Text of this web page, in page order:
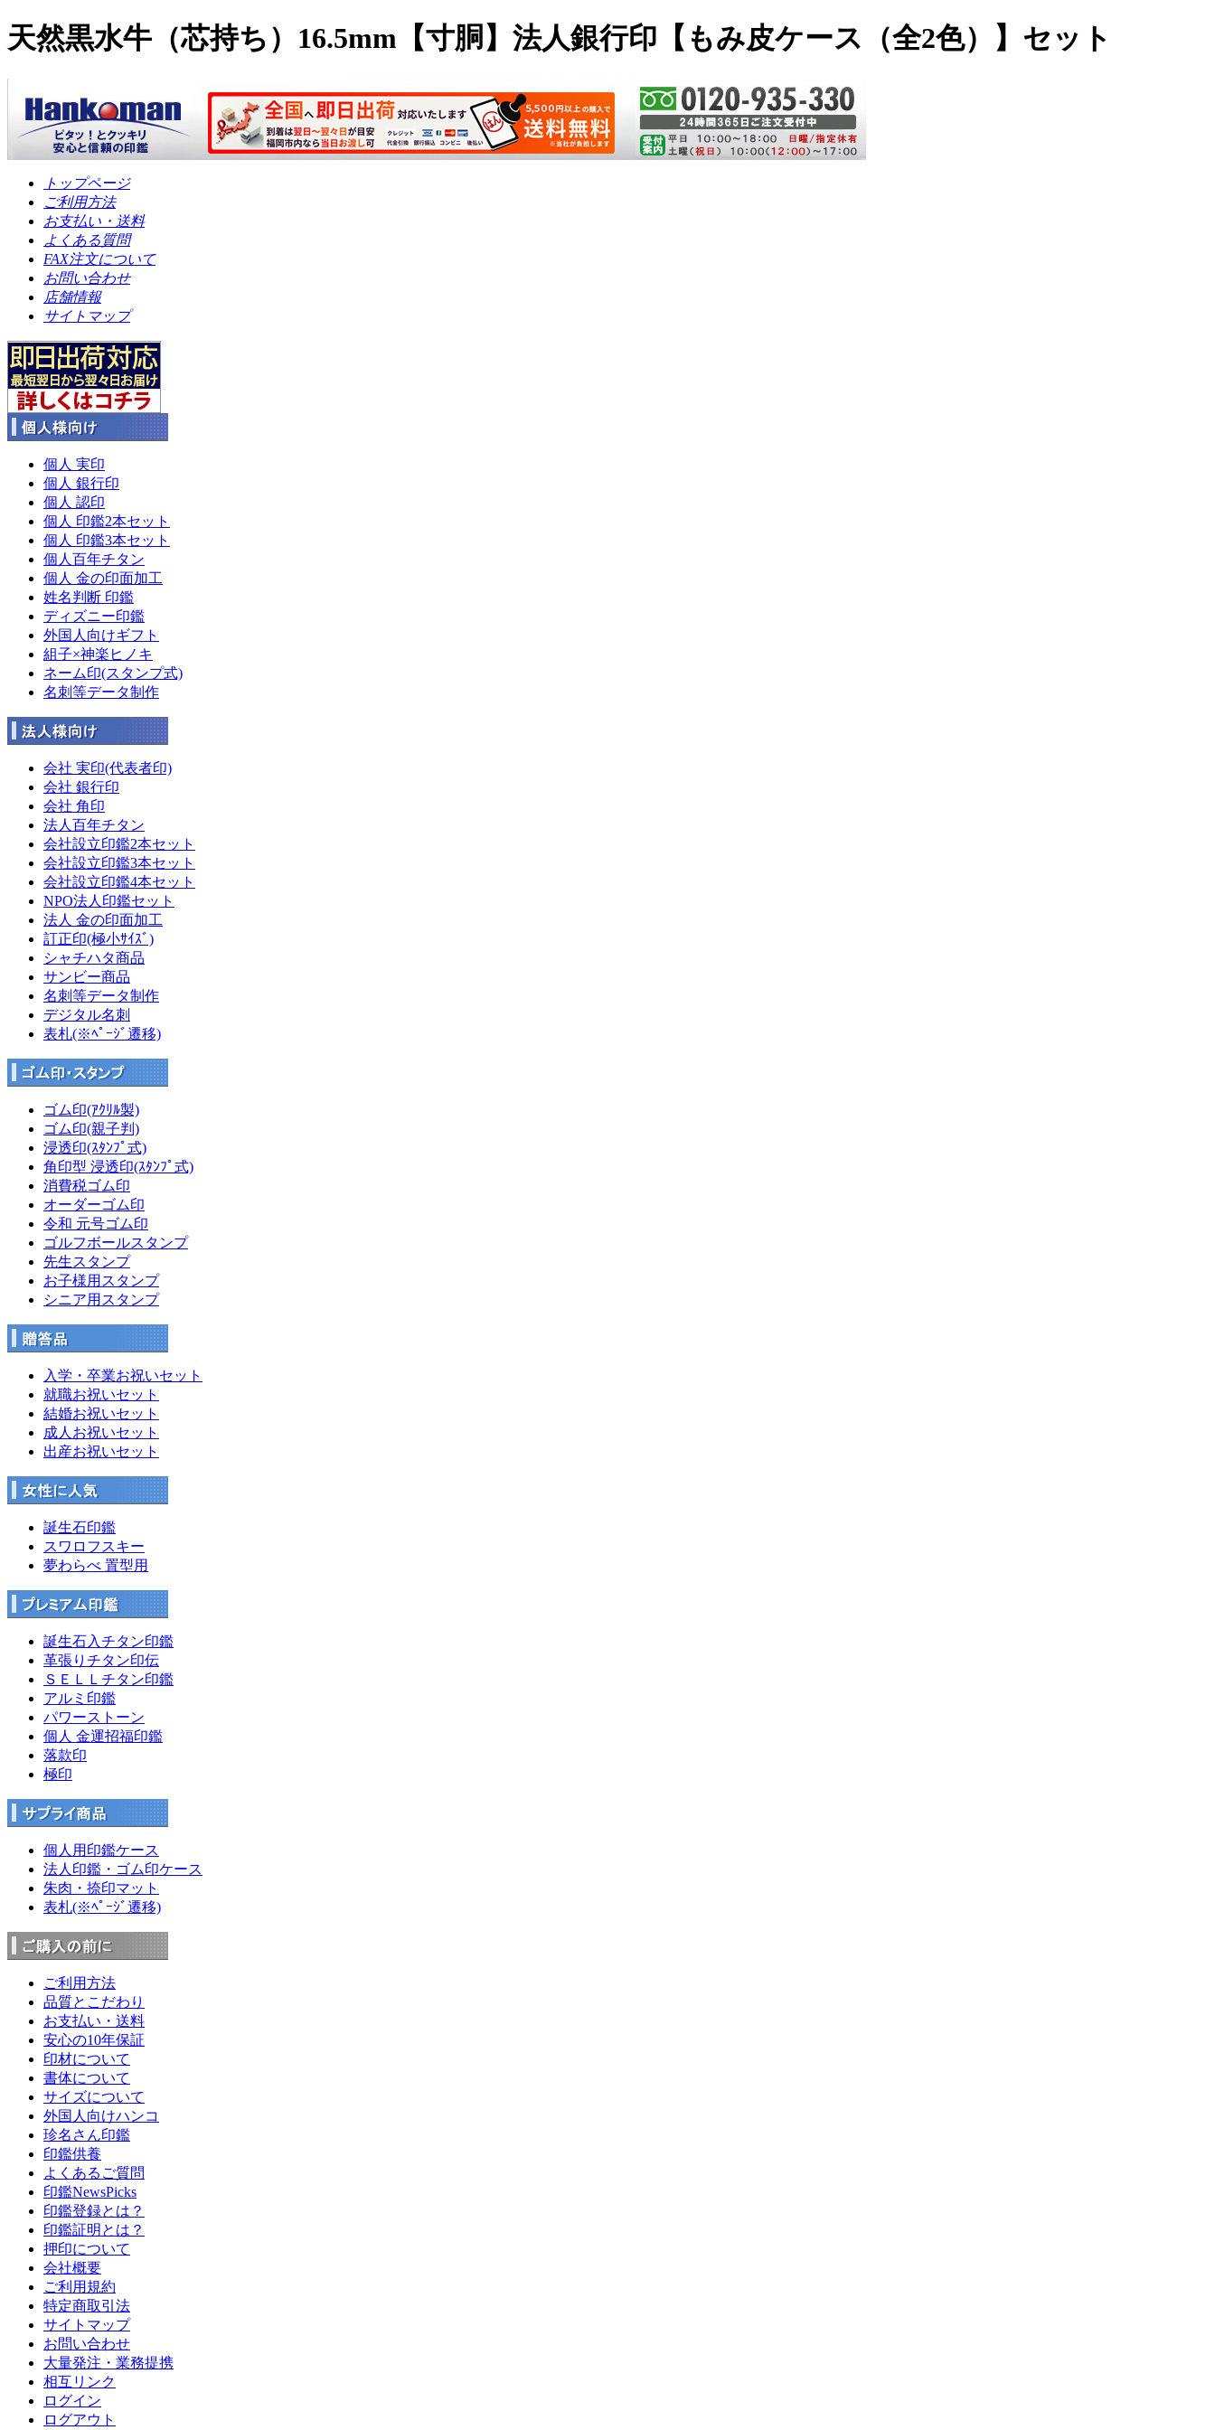
天然黒水牛（芯持ち）16.5mm【寸胴】法人銀行印【もみ皮ケース（全2色）】セット
トップページ
ご利用方法
お支払い・送料
よくある質問
FAX注文について
お問い合わせ
店舗情報
サイトマップ
個人 実印
個人 銀行印
個人 認印
個人 印鑑2本セット
個人 印鑑3本セット
個人百年チタン
個人 金の印面加工
姓名判断 印鑑
ディズニー印鑑
外国人向けギフト
組子×神楽ヒノキ
ネーム印(スタンプ式)
名刺等データ制作
会社 実印(代表者印)
会社 銀行印
会社 角印
法人百年チタン
会社設立印鑑2本セット
会社設立印鑑3本セット
会社設立印鑑4本セット
NPO法人印鑑セット
法人 金の印面加工
訂正印(極小ｻｲｽﾞ)
シャチハタ商品
サンビー商品
名刺等データ制作
デジタル名刺
表札(※ﾍﾟｰｼﾞ遷移)
ゴム印(ｱｸﾘﾙ製)
ゴム印(親子判)
浸透印(ｽﾀﾝﾌﾟ式)
角印型 浸透印(ｽﾀﾝﾌﾟ式)
消費税ゴム印
オーダーゴム印
令和 元号ゴム印
ゴルフボールスタンプ
先生スタンプ
お子様用スタンプ
シニア用スタンプ
入学・卒業お祝いセット
就職お祝いセット
結婚お祝いセット
成人お祝いセット
出産お祝いセット
誕生石印鑑
スワロフスキー
夢わらべ 置型用
誕生石入チタン印鑑
革張りチタン印伝
ＳＥＬＬチタン印鑑
アルミ印鑑
パワーストーン
個人 金運招福印鑑
落款印
極印
個人用印鑑ケース
法人印鑑・ゴム印ケース
朱肉・捺印マット
表札(※ﾍﾟｰｼﾞ遷移)
ご利用方法
品質とこだわり
お支払い・送料
安心の10年保証
印材について
書体について
サイズについて
外国人向けハンコ
珍名さん印鑑
印鑑供養
よくあるご質問
印鑑NewsPicks
印鑑登録とは？
印鑑証明とは？
押印について
会社概要
ご利用規約
特定商取引法
サイトマップ
お問い合わせ
大量発注・業務提携
相互リンク
ログイン
ログアウト